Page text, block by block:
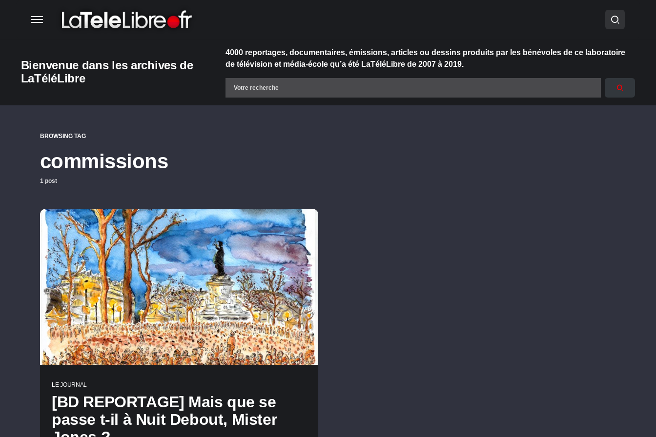
Bienvenue dans les archives de
LaTéléLibre
4000 reportages, documentaires, émissions, articles ou dessins produits par les bénévoles de ce laboratoire
de télévision et média-école qu’a été LaTéléLibre de 2007 à 2019.
BROWSING TAG
commissions
1 post
LE JOURNAL
[BD REPORTAGE] Mais que se
passe t-il à Nuit Debout, Mister